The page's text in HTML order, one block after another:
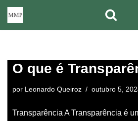
conteúdo
O que é
por Leonardo Queiroz outubro 5,
Transparência A Transparência é